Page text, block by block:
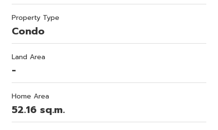
Property Type
Condo
Land Area
-
Home Area
52.16 sq.m.